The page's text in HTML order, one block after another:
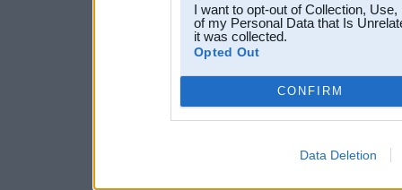
I want to opt-out of Collection,
of my Personal Data that Is
it was collected.
Opted Out
CONFIRM
Data Deletion